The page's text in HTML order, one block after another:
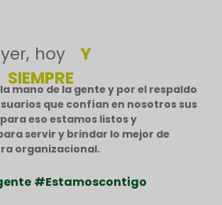
hoy Y
SIEMPRE
mano de la gente y por el respaldo
que confían en nosotros sus
eso estamos listos y
servir y brindar lo mejor de
organizacional.
#Estamoscontigo